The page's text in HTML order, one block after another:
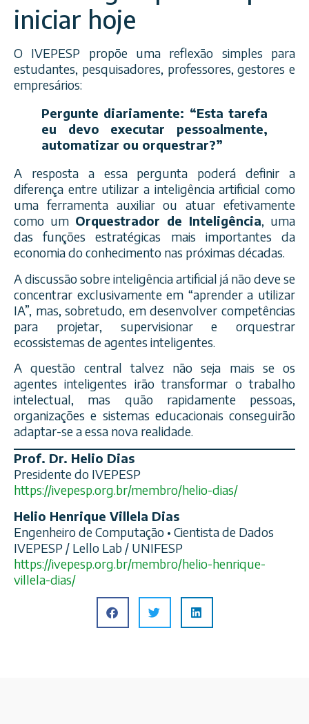
iniciar hoje
O IVEPESP propõe uma reflexão simples para
estudantes, pesquisadores, professores, gestores e
empresários:
Pergunte diariamente: “Esta tarefa
eu devo executar pessoalmente,
automatizar ou orquestrar?”
A resposta a essa pergunta poderá definir a
diferença entre utilizar a inteligência artificial como
uma ferramenta auxiliar ou atuar efetivamente
como um Orquestrador de Inteligência, uma
das funções estratégicas mais importantes da
economia do conhecimento nas próximas décadas.
A discussão sobre inteligência artificial já não deve se
concentrar exclusivamente em “aprender a utilizar
IA”, mas, sobretudo, em desenvolver competências
para projetar, supervisionar e orquestrar
ecossistemas de agentes inteligentes.
A questão central talvez não seja mais se os
agentes inteligentes irão transformar o trabalho
intelectual, mas quão rapidamente pessoas,
organizações e sistemas educacionais conseguirão
adaptar-se a essa nova realidade.
Prof. Dr. Helio Dias
Presidente do IVEPESP
https://ivepesp.org.br/membro/helio-dias/
Helio Henrique Villela Dias
Engenheiro de Computação • Cientista de Dados
IVEPESP / Lello Lab / UNIFESP
https://ivepesp.org.br/membro/helio-henrique-
villela-dias/